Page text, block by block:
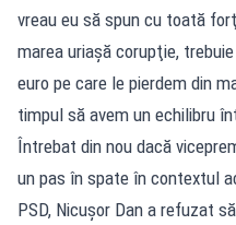
vreau eu să spun cu toată
marea uriaşă corupţie,
euro pe care le pierdem din
timpul să avem un echilibru
Întrebat din nou dacă
un pas în spate în contextul
PSD, Nicușor Dan a refuzat